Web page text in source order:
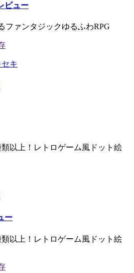
ビュー
ファンタジックゆるふわRPG
以上！レトロゲーム風ドット絵
ー
以上！レトロゲーム風ドット絵